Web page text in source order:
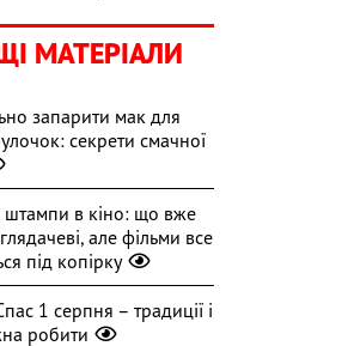
МАТЕРІАЛИ
запарити мак для
секрети смачної
штампи в кіно: що вже
але фільми все
під копірку
1 серпня – традиції і
робити